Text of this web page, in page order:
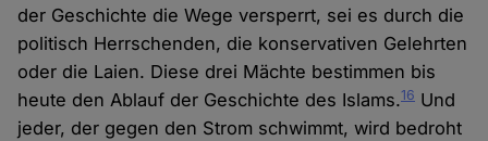
der Geschichte die Wege versperrt, sei es durch die
politisch Herrschenden, die konservativen Gelehrten
oder die Laien. Diese drei Mächte bestimmen bis
heute den Ablauf der Geschichte des Islams.16 Und
jeder, der gegen den Strom schwimmt, wird bedroht